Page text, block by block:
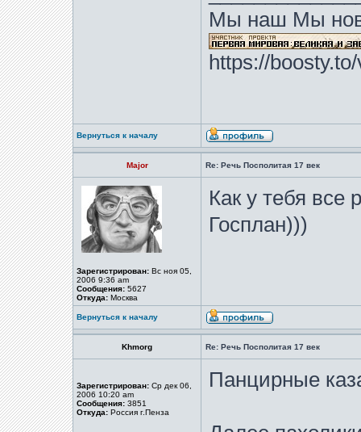
Мы наш Мы
https://
Вернуться к началу
Major Re: Речь Посполитая 17 век
Зарегистрирован: Вс ноя 05,
2006 9:36 am
Сообщения: 5627
Откуда: Москва
Как у тебя все
Госплан)))
Вернуться к началу
Khmorg Re: Речь Посполитая 17 век
Зарегистрирован: Ср дек 06,
2006 10:20 am
Сообщения: 3851
Откуда: Россия г.Пенза
Панцирные